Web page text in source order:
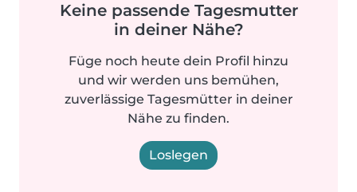
Keine passende Tagesmutter
in deiner Nähe?
Füge noch heute dein Profil hinzu
und wir werden uns bemühen,
zuverlässige Tagesmütter in deiner
Nähe zu finden.
Loslegen